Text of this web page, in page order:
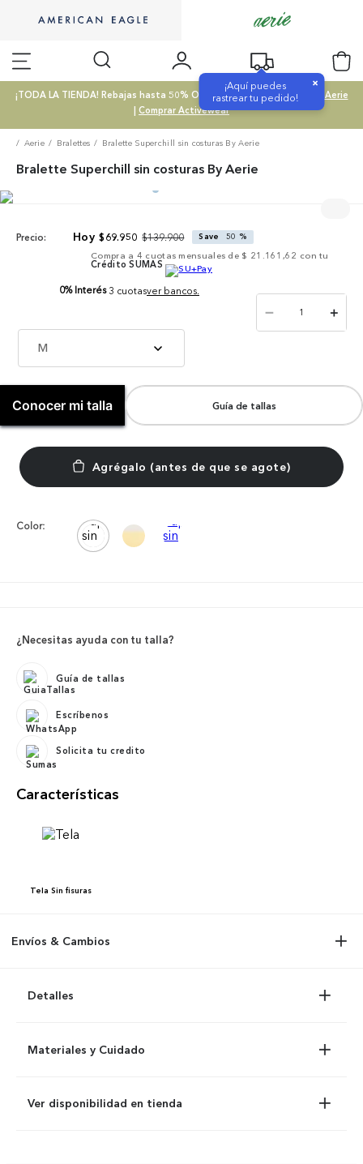
¡Aquí puedes
rastrear tu pedido!
×
¡TODA LA TIENDA! Rebajas hasta 50% OFF |Comprar SALE|Comprar Aerie
| Comprar Activewear
Aerie Bralettes Bralette Superchill sin costuras By Aerie
Bralette Superchill sin costuras By Aerie
Precio: $69.950 $139.900 Save 50 %
Compra a 4 cuotas mensuales de $ 21.161,62 con tu
Crédito SUMAS
0% Interés 3 cuotasver bancos.
M
＋
－
Conocer mi talla Guía de tallas
Color:
¿Necesitas ayuda con tu talla?
Guía de tallas
Escríbenos
Solicita tu credito
Características
Tela Sin fisuras
Envíos & Cambios
Detalles
Materiales y Cuidado
Ver disponibilidad en tienda